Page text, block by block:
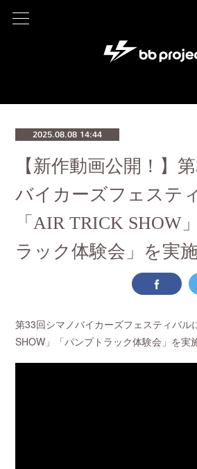
2025.08.08 14:44
【新作動画公開！】
バイカーズフェステ
「AIR TRICK SHOW
ラック体験会」を実
第33回シマノバイカーズフェスティバル
SHOW」「パンプトラック体験会」を実